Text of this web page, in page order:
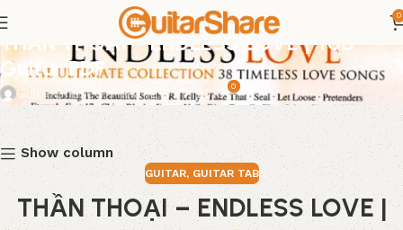
0
GUITAR
THẦN THOẠI – ENDLESS LOVE | Tab
Guitar PDF
GuitarShareOn Tháng 9 13, 2018 0
Show column
GUITAR, GUITAR TAB
THẦN THOẠI – ENDLESS LOVE |